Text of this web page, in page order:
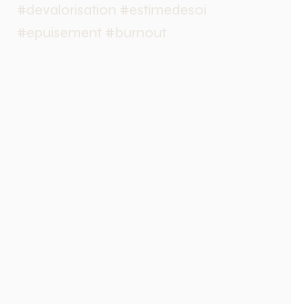
#devalorisation #estimedesoi
#epuisement #burnout